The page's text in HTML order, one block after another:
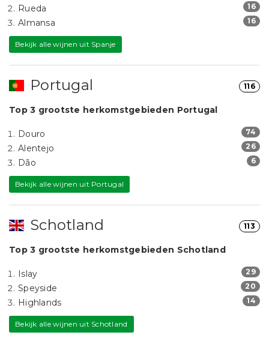
Rueda 16
Almansa 16
Bekijk alle wijnen uit Spanje
116
Portugal
Top 3 grootste herkomstgebieden Portugal
Douro 74
Alentejo 26
Dão 6
Bekijk alle wijnen uit Portugal
113
Schotland
Top 3 grootste herkomstgebieden Schotland
Islay 29
Speyside 20
Highlands 14
Bekijk alle wijnen uit Schotland